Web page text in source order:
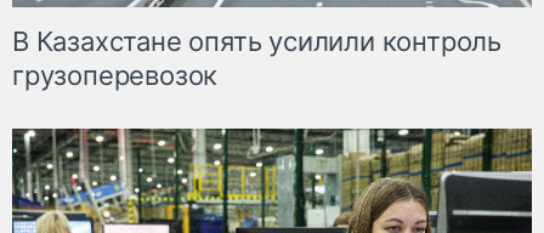
В Казахстане опять усилили контроль
грузоперевозок